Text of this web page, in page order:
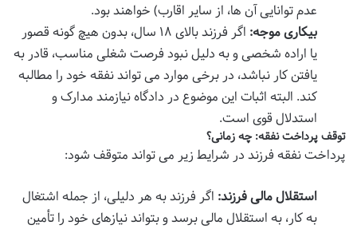
عدم توانایی آن ها، از سایر اقارب) خواهند بود.
بیکاری موجه:
اگر فرزند بالای ۱۸ سال، بدون هیچ گونه قصور
یا اراده شخصی و به دلیل نبود فرصت شغلی مناسب، قادر به
یافتن کار نباشد، در برخی موارد می تواند نفقه خود را مطالبه
کند. البته اثبات این موضوع در دادگاه نیازمند مدارک و
استدلال قوی است.
توقف پرداخت نفقه: چه زمانی؟
پرداخت نفقه فرزند در شرایط زیر می تواند متوقف شود:
استقلال مالی فرزند: اگر فرزند به هر دلیلی، از جمله اشتغال
به کار، به استقلال مالی برسد و بتواند نیازهای خود را تأمین